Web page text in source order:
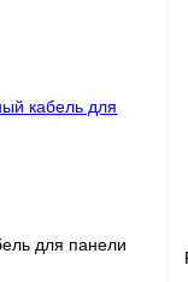
для панели